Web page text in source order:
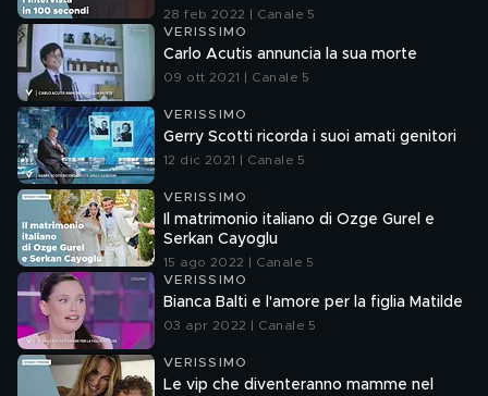
28 feb 2022 | Canale 5
VERISSIMO
Carlo Acutis annuncia la sua morte
09 ott 2021 | Canale 5
VERISSIMO
Gerry Scotti ricorda i suoi amati genitori
12 dic 2021 | Canale 5
VERISSIMO
Il matrimonio italiano di Ozge Gurel e
Serkan Cayoglu
15 ago 2022 | Canale 5
VERISSIMO
Bianca Balti e l'amore per la figlia Matilde
03 apr 2022 | Canale 5
VERISSIMO
Le vip che diventeranno mamme nel